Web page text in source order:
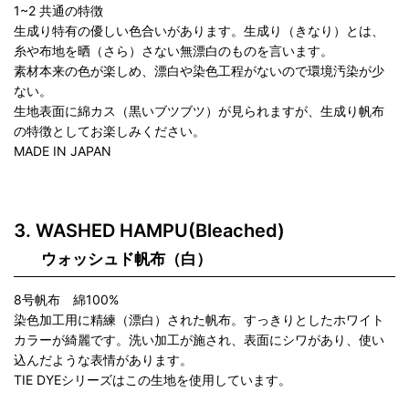
1~2 共通の特徴
生成り特有の優しい色合いがあります。生成り（きなり）とは、
糸や布地を晒（さら）さない無漂白のものを言います。
素材本来の色が楽しめ、漂白や染色工程がないので環境汚染が少
ない。
生地表面に綿カス（黒いブツブツ）が見られますが、生成り帆布
の特徴としてお楽しみください。
MADE IN JAPAN
WASHED HAMPU(Bleached)
ウォッシュド帆布（白）
8号帆布 綿100%
染色加工用に精練（漂白）された帆布。すっきりとしたホワイト
カラーが綺麗です。洗い加工が施され、表面にシワがあり、使い
込んだような表情があります。
TIE DYEシリーズはこの生地を使用しています。